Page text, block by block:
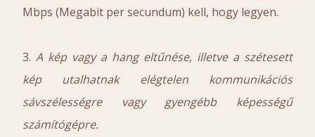
Mbps (Megabit per secundum) kell, hogy legyen.
3. A kép vagy a hang eltűnése, illetve a szétesett
kép utalhatnak elégtelen kommunikációs
sávszélességre vagy gyengébb képességű
számítógépre.